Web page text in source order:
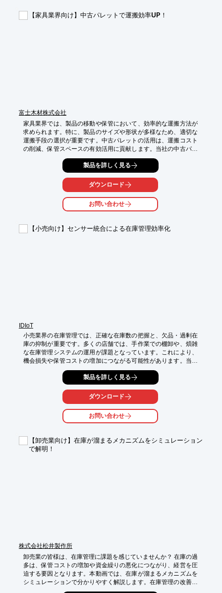
・商品入荷時の検品
・棚卸し作業
【家具業界向け】中古パレットで運搬効率UP！
富士木材株式会社
家具業界では、製品の移動や保管において、効率的な運搬方法が
求められます。特に、製品のサイズや形状が多様なため、適切な
運搬手段の選択が重要です。中古パレットの活用は、運搬コスト
の削減、保管スペースの有効活用に貢献します。当社の中古パレ
ット買取販売事業は、これらの課題解決に貢献します。
【活用シーン】
・家具の製造工場での資材運搬
・倉庫内での製品移動
・配送センターでの製品管理
・保管スペースの有効活用
製品を詳しく見る
ダウンロード
お問い合わせ
【小売向け】センサー統合による在庫管理効率化
IDIoT
小売業界の在庫管理では、正確な在庫数の把握と、欠品・過剰在
庫の抑制が重要です。多くの店舗では、手作業での棚卸や、煩雑
な在庫管理システムの運用が課題となっています。これにより、
機会損失や保管コストの増加につながる可能性があります。当社
のセンサー統合ソリューションは、リアルタイムな在庫データの
収集と可視化を実現し、これらの課題を解決します。
【活用シーン】
・店舗の棚卸業務の効率化
・商品の補充タイミングの最適化
・在庫データのリアルタイムな可視化
・在庫管理コストの削減
・欠品による販売機会損失の減少
製品を詳しく見る
ダウンロード
お問い合わせ
【卸売業向け】在庫が溜まるメカニズムをシミュレーション
で解明！
株式会社松井製作所
卸売業の皆様は、在庫管理に課題を感じていませんか？ 在庫の過
多は、保管コストの増加や資金繰りの悪化につながり、経営を圧
迫する要因となります。本動画では、在庫が溜まるメカニズムを
シミュレーションで分かりやすく解説します。在庫管理の改善に
お役立てください。